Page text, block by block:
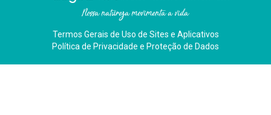
Nossa natureza movimenta a vida
Termos Gerais de Uso de Sites e Aplicativos
Política de Privacidade e Proteção de Dados